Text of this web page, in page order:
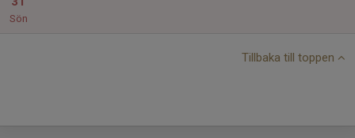
Sön
Tillbaka till toppen